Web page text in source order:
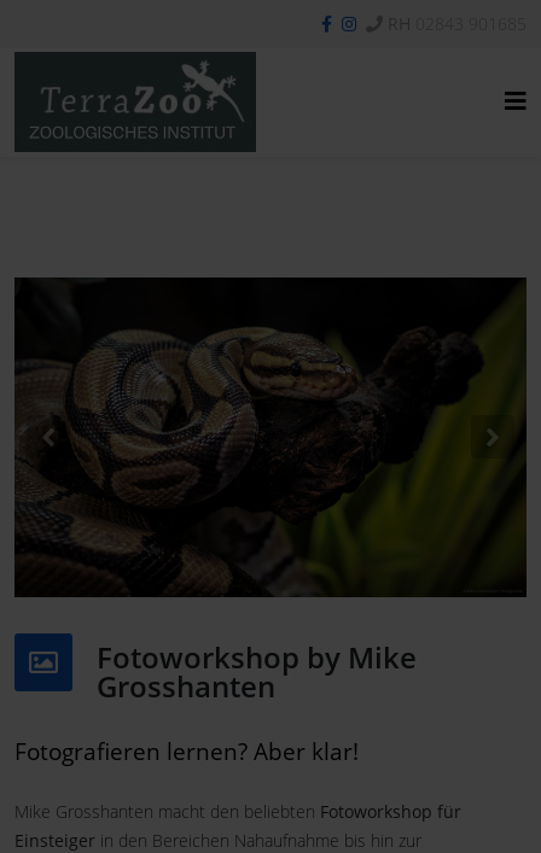
Previous
Fotoworkshop by Mike
Grosshanten
Fotografieren lernen? Aber klar!
Mike Grosshanten macht den beliebten Fotoworkshop für
Einsteiger in den Bereichen Nahaufnahme bis hin zur